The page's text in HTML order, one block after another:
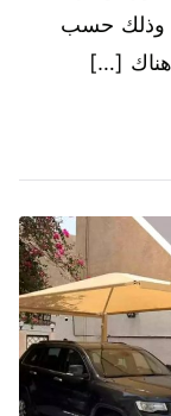
وذلك حسب
.هناك […]